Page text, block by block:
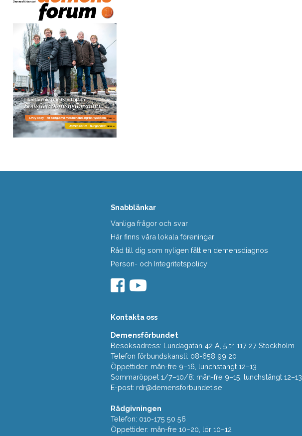
Snabblänkar
Vanliga frågor och svar
Här finns våra lokala föreningar
Råd till dig som nyligen fått en demensdiagnos
Person- och Integritetspolicy
Kontakta oss
Demensförbundet
Besöksadress: Lundagatan 42 A, 5 tr, 117 27 Stockholm
Telefon förbundskansli: 08-658 99 20
Öppettider: mån-fre 9–16, lunchstängt 12–13
Sommaröppet 1/7–10/8: mån-fre 9–15, lunchstängt 12–13
E-post: rdr@demensforbundet.se
Rådgivningen
Telefon: 010-175 50 56
Öppettider: mån-fre 10–20, lör 10–12